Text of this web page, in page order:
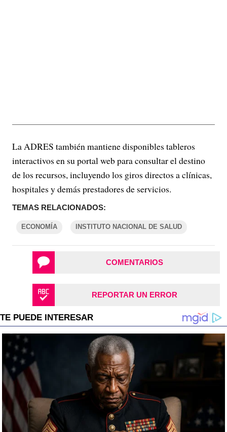
La ADRES también mantiene disponibles tableros
interactivos en su portal web para consultar el destino
de los recursos, incluyendo los giros directos a clínicas,
hospitales y demás prestadores de servicios.
TEMAS RELACIONADOS:
ECONOMÍA INSTITUTO NACIONAL DE SALUD
COMENTARIOS
REPORTAR UN ERROR